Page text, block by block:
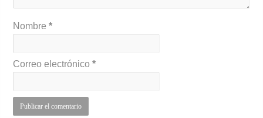
Nombre*
Correo electrónico*